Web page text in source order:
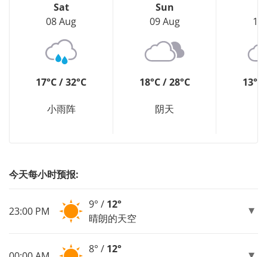
Sat
08 Aug
17°C / 32°C
小雨阵
Sun
09 Aug
18°C / 28°C
阴天
10
13°C
今天每小时预报:
23:00 PM
9° / 12°
晴朗的天空
8° / 12°